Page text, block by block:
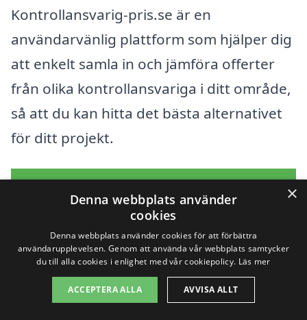
Kontrollansvarig-pris.se är en
användarvänlig plattform som hjälper dig
att enkelt samla in och jämföra offerter
från olika kontrollansvariga i ditt område,
så att du kan hitta det bästa alternativet
för ditt projekt.
Sök efter en
×
Denna webbplats använder
cookies
Denna webbplats använder cookies för att förbättra
användarupplevelsen. Genom att använda vår webbplats samtycker
du till alla cookies i enlighet med vår cookiepolicy. Läs mer
ACCEPTERA ALLA AVVISA ALLT